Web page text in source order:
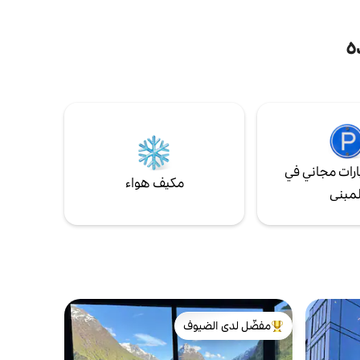
مجاني في
مكيف هواء
من أبرز البيوت المفضّلة لدى الضيوف
مفضّل لدى الضيوف